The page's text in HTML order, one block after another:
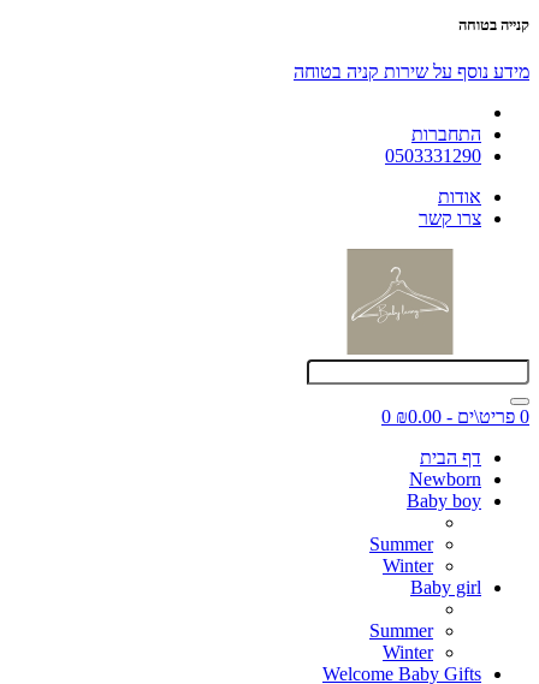
קנייה בטוחה
מידע נוסף על שירות קניה בטוחה
התחברות
0503331290
אודות
צרו קשר
0 פריט\ים - ₪0.00
0
דף הבית
Newborn
Baby boy
Summer
Winter
Baby girl
Summer
Winter
Welcome Baby Gifts